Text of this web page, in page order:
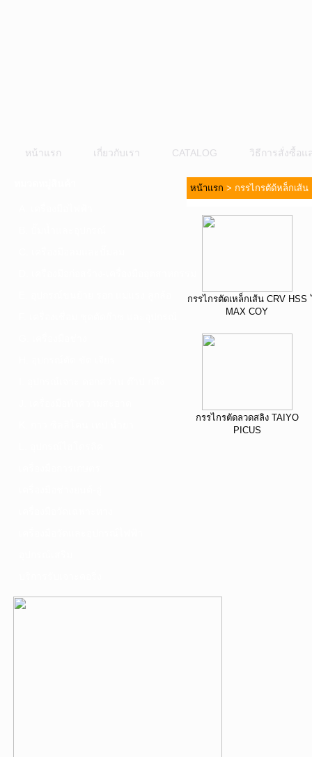
หน้าแรก เกี่ยวกับเรา CATALOG วิธีการสั่งซื้อแ
หน้าแรก > กรรไกรตัด้หล็กเส้น
กรรไกรตัดเหล็กเส้น CRV HSS
MAX COY
กรรไกรตัดลวดสลิง TAIYO
PICUS